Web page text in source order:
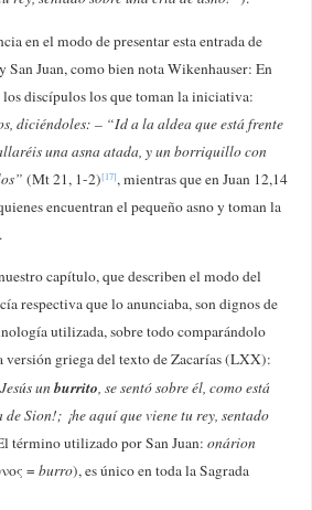
en el modo de presentar esta entrada de
San Juan, como bien nota Wikenhauser: En
los discípulos los que toman la iniciativa:
diciéndoles: – “Id a la aldea que está frente
una asna atada, y un borriquillo con
(Mt 21, 1-2)[17], mientras que en Juan 12,14
encuentran el pequeño asno y toman la
capítulo, que describen el modo del
respectiva que lo anunciaba, son dignos de
utilizada, sobre todo comparándolo
versión griega del texto de Zacarías (LXX):
unburrito, se sentó sobre él, como está
Sion!; ¡he aquí que viene tu rey, sentado
término utilizado por San Juan:onárion
=burro), es único en toda la Sagrada